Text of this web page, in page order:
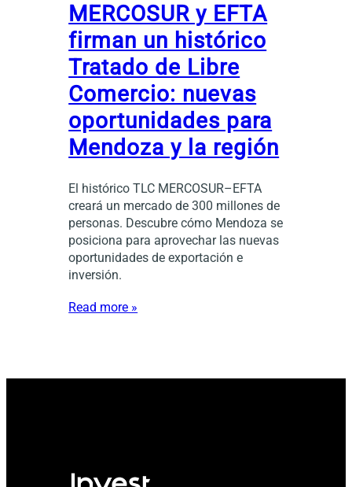
MERCOSUR y EFTA
firman un histórico
Tratado de Libre
Comercio: nuevas
oportunidades para
Mendoza y la región
El histórico TLC MERCOSUR–EFTA
creará un mercado de 300 millones de
personas. Descubre cómo Mendoza se
posiciona para aprovechar las nuevas
oportunidades de exportación e
inversión.
Read more »